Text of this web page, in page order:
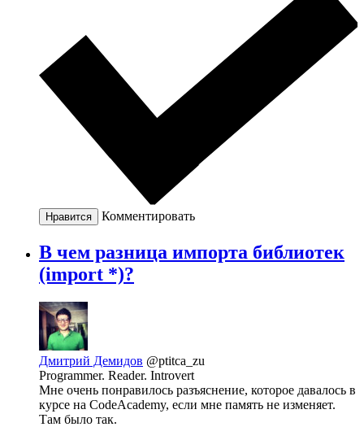
Нравится Комментировать
В чем разница импорта библиотек
(import *)?
Дмитрий Демидов @ptitca_zu
Programmer. Reader. Introvert
Мне очень понравилось разъяснение, которое давалось в
курсе на CodeAcademy, если мне память не изменяет.
Там было так.